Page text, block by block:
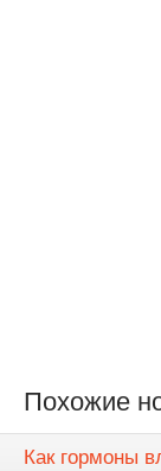
Похожие
Как гормоны